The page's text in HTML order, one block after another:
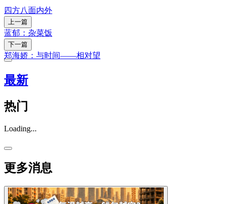
四方八面内外
上一篇
蓝郁：杂菜饭
下一篇
郑海娇：与时间——相对望
最新
热门
Loading...
更多消息